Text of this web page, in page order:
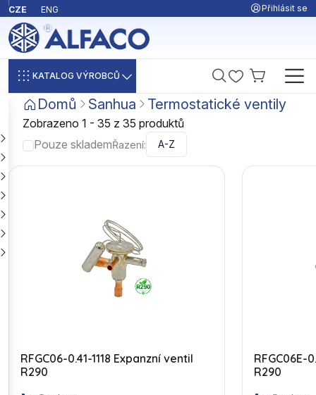
CZE ENG Přihlásit se
KATALOG VÝROBCŮ
Domů Sanhua Termostatické ventily
Zobrazeno 1 - 35 z 35 produktů
Pouze sklademŘazení:
RFGC06-0.41-1118 Expanzní ventil
R290
RFGC06E-
R290